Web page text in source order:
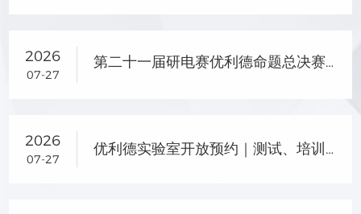
2026
07-27
第二十一届研电赛优利德命题总决赛晋级名单及企业专项奖名单公示
2026
07-27
优利德实验室开放预约｜测试、培训、选型一站式服务